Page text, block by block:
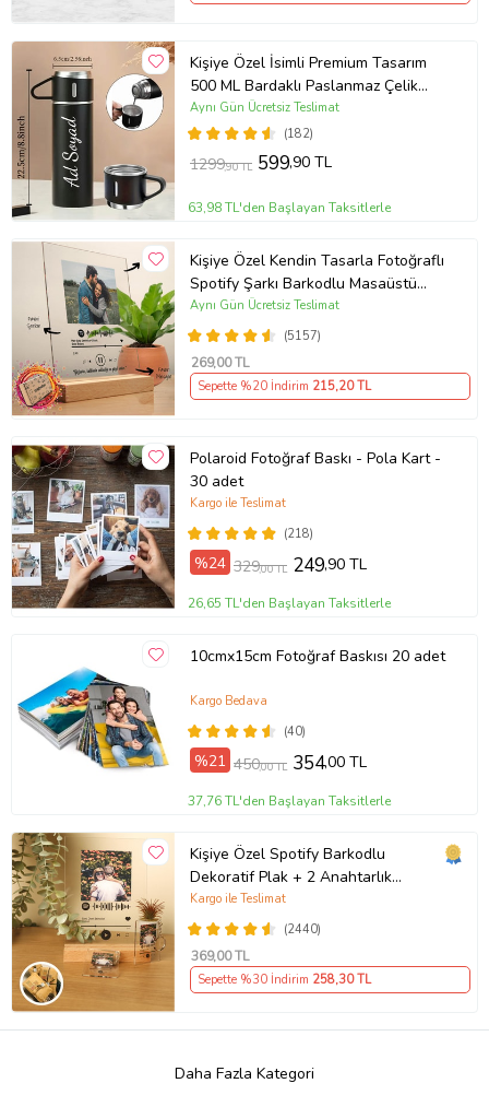
Kişiye Özel İsimli Premium Tasarım
500 ML Bardaklı Paslanmaz Çelik
Siyah Termos
(182)
Aynı Gün Ücretsiz Teslimat
1299,90 TL 599,90 TL
63,98 TL'den Başlayan Taksitlerle
Kişiye Özel Kendin Tasarla Fotoğraflı
Spotify Şarkı Barkodlu Masaüstü
Plak Fotoğraf Çerçevesi
(5157)
Aynı Gün Ücretsiz Teslimat
269,00 TL
Sepette %20 İndirim 215,20 TL
Polaroid Fotoğraf Baskı - Pola Kart -
30 adet
(218)
Kargo ile Teslimat
%24 329,00 TL 249,90 TL
26,65 TL'den Başlayan Taksitlerle
10cmx15cm Fotoğraf Baskısı 20 adet
(40)
Kargo Bedava
%21 450,00 TL 354,00 TL
37,76 TL'den Başlayan Taksitlerle
Kişiye Özel Spotify Barkodlu
Dekoratif Plak + 2 Anahtarlık
Babaya Anneye Sevgiliye Arkadaşa
Hediye
(2440)
Kargo ile Teslimat
369,00 TL
Sepette %30 İndirim 258,30 TL
Daha Fazla Kategori